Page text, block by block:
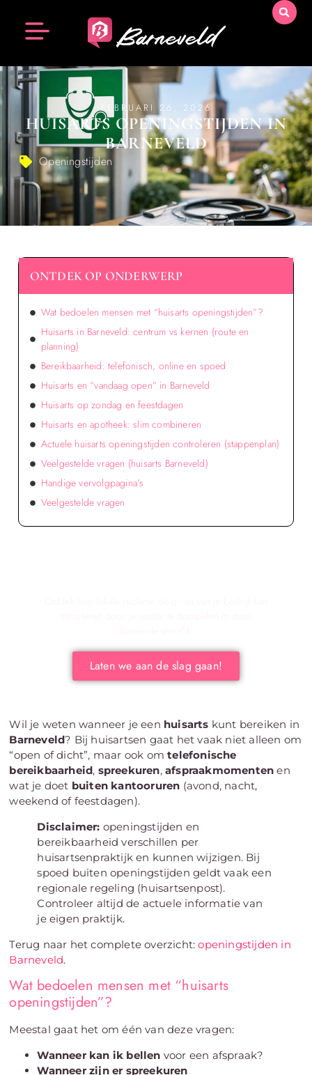
FEBRUARI 26, 2026
HUISARTS OPENINGSTIJDEN IN
BARNEVELD
Openingstijden
Wil je weten wanneer je een huisarts kunt bereiken in
Barneveld? Bij huisartsen gaat het vaak niet alleen om
“open of dicht”, maar ook omtelefonische
bereikbaarheid, spreekuren,afspraakmomenten en
wat je doet buiten kantooruren (avond, nacht,
weekend of feestdagen).
Disclaimer: openingstijden en
bereikbaarheid verschillen per
huisartsenpraktijk en kunnen wijzigen. Bij
spoed buiten openingstijden geldt vaak een
regionale regeling (huisartsenpost).
Controleer altijd de actuele informatie van
je eigen praktijk.
Terug naar het complete overzicht:openingstijden in
Barneveld.
Wat bedoelen mensen met “huisarts
openingstijden”?
Meestal gaat het om één van deze vragen:
Wanneer kan ik bellen voor een afspraak?
Wanneer zijn er spreekuren
ONTDEK OP ONDERWERP
Wat bedoelen mensen met “huisarts openingstijden”?
Huisarts in Barneveld: centrum vs kernen (route en
planning)
Bereikbaarheid: telefonisch, online en spoed
Huisarts en “vandaag open” in Barneveld
Huisarts op zondag en feestdagen
Huisarts en apotheek: slim combineren
Actuele huisarts openingstijden controleren (stappenplan)
Veelgestelde vragen (huisarts Barneveld)
Handige vervolgpagina’s
Veelgestelde vragen
Laten we aan de slag gaan!